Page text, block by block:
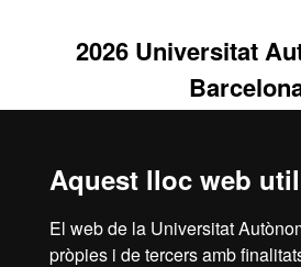
Aquest lloc web
El web de la Universitat
pròpies i de tercers amb
2026 Universitat